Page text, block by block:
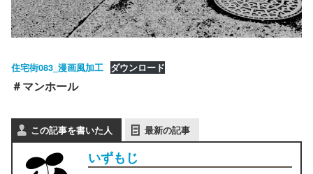
住宅街083_漫画風加工 ダウンロード
＃マンホール
この記事を書いた人 最新の記事
いずもじ